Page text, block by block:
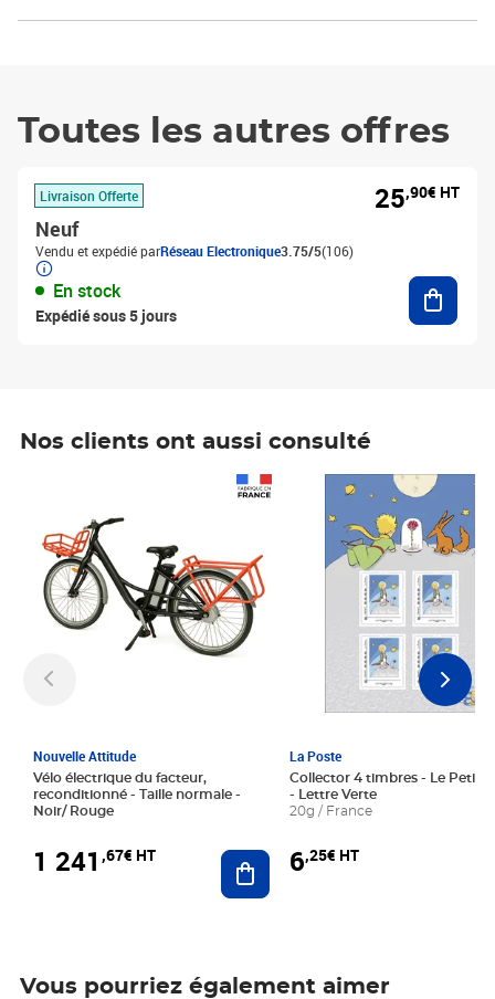
Toutes les autres offres
Livraison Offerte
Neuf
Vendu et expédié parRéseau Electronique3.75/5(106)
En stock
Expédié sous 5 jours
25,90€ HT
Nos clients ont aussi consulté
Nouvelle Attitude
Vélo électrique du facteur,
reconditionné - Taille normale -
Noir/ Rouge
1 241 ,67€ HT Ajouter au panier
La Poste
Collector 4 timbres - Le Petit
- Lettre Verte
20g / France
6,25€ HT
Prix 6,25€ HT
Vous pourriez également aimer